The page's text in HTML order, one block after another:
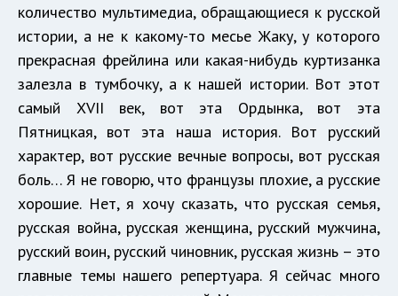
количество мультимедиа, обращающиеся к русской
истории, а не к какому-то месье Жаку, у которого
прекрасная фрейлина или какая-нибудь куртизанка
залезла в тумбочку, а к нашей истории. Вот этот
самый XVII век, вот эта Ордынка, вот эта
Пятницкая, вот эта наша история. Вот русский
характер, вот русские вечные вопросы, вот русская
боль… Я не говорю, что французы плохие, а русские
хорошие. Нет, я хочу сказать, что русская семья,
русская война, русская женщина, русский мужчина,
русский воин, русский чиновник, русская жизнь – это
главные темы нашего репертуара. Я сейчас много